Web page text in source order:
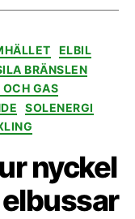
ELBIL
BRÄNSLEN
GAS
SOLENERGI
nyckel